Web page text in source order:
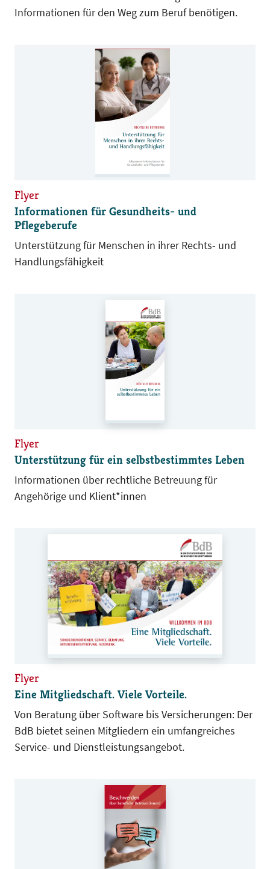
Informationen für den Weg zum Beruf benötigen.
Flyer
Informationen für Gesundheits- und
Pflegeberufe
Unterstützung für Menschen in ihrer Rechts- und
Handlungsfähigkeit
Flyer
Unterstützung für ein selbstbestimmtes Leben
Informationen über rechtliche Betreuung für
Angehörige und Klient*innen
Flyer
Eine Mitgliedschaft. Viele Vorteile.
Von Beratung über Software bis Versicherungen: Der
BdB bietet seinen Mitgliedern ein umfangreiches
Service- und Dienstleistungsangebot.